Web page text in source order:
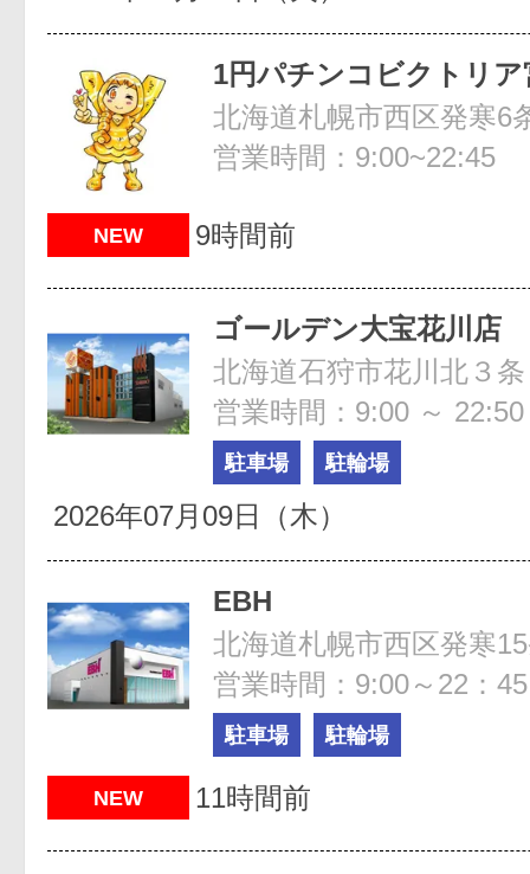
1円パチンコビクトリア
営業時間：9:00~22:45
NEW 9時間前
ゴールデン大宝花川店
北海道石狩市花川北３
営業時間：9:00 ～ 22:50
駐車場 駐輪場
2026年07月09日（木）
EBH
北海道札幌市西区発寒
営業時間：9:00～22：45
駐車場 駐輪場
NEW 11時間前